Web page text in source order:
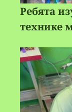
Ребята
технике